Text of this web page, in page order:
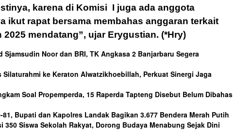
karena di Komisi I juga ada anggota
ikut rapat bersama membahas anggaran terkait
mendatang”, ujar Erygustian. (*Hry)
Sjamsudin Noor dan BRI, TK Angkasa 2 Banjarbaru Segera
Silaturahmi ke Keraton Alwatzikhoebillah, Perkuat Sinergi Jaga
Soal Propemperda, 15 Raperda Tapteng Disebut Belum Dibahas
81, Bupati dan Kapolres Landak Bagikan 3.677 Bendera Merah Putih
350 Siswa Sekolah Rakyat, Dorong Budaya Menabung Sejak Dini